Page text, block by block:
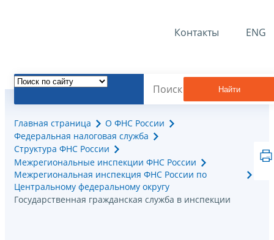
Контакты ENG
Найти
Главная страница
О ФНС России
Федеральная налоговая служба
Структура ФНС России
Межрегиональные инспекции ФНС России
Межрегиональная инспекция ФНС России по
Центральному федеральному округу
Государственная гражданская служба в инспекции